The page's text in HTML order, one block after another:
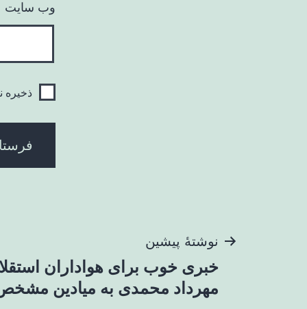
وب‌ سایت
ذخیره
راهبری
نوشته
نوشتهٔ پیشین
خبری خوب برای هواداران
مهرداد محمدی به میادین